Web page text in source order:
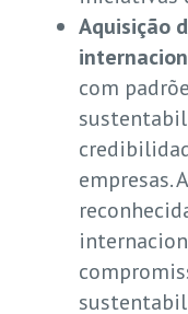
Aquisição
com
empresas.